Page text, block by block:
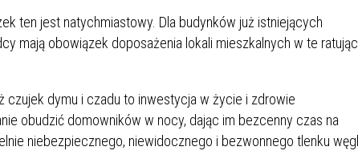
ZAROBKI
O NAGRODĘ
KOMISJI
FINANSOWEGO ZA
PRACĘ DOKTORSKĄ Z
CENTRUM ZARZĄDZANIA
RUCHEM
ten jest natychmiastowy. Dla budynków już istniejących
mają obowiązek doposażenia lokali mieszkalnych w te
czujek dymu i czadu to inwestycja w życie i zdrowie
obudzić domowników w nocy, dając im bezcenny czas na
niebezpiecznego, niewidocznego i bezwonnego tlenku